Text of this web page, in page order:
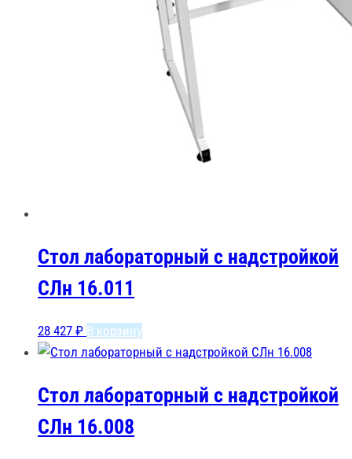
Стол лабораторный с надстройкой
СЛн 16.011
28 427 ₽ В корзину
Стол лабораторный с надстройкой
СЛн 16.008